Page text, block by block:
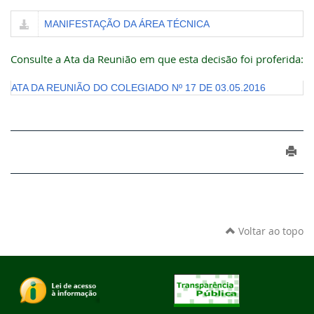
MANIFESTAÇÃO DA ÁREA TÉCNICA
Consulte a Ata da Reunião em que esta decisão foi proferida:
ATA DA REUNIÃO DO COLEGIADO Nº 17 DE 03.05.2016
Voltar ao topo